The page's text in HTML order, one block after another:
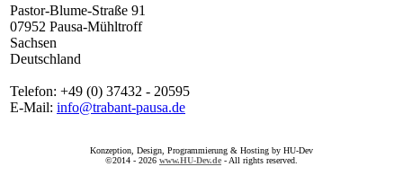
Pastor-Blume-Straße 91
07952 Pausa-Mühltroff
Sachsen
Deutschland
Telefon: +49 (0) 37432 - 20595
E-Mail: info@trabant-pausa.de
Konzeption, Design, Programmierung & Hosting by HU-Dev
©2014 - 2026 www.HU-Dev.de - All rights reserved.